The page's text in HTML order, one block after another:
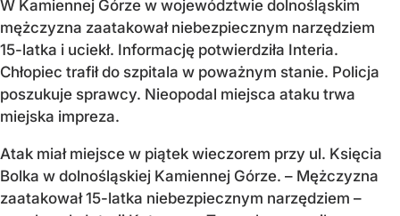
W Kamiennej Górze w województwie dolnośląskim
mężczyzna zaatakował niebezpiecznym narzędziem
15-latka i uciekł. Informację potwierdziła Interia.
Chłopiec trafił do szpitala w poważnym stanie. Policja
poszukuje sprawcy. Nieopodal miejsca ataku trwa
miejska impreza.
Atak miał miejsce w piątek wieczorem przy ul. Księcia
Bolka w dolnośląskiej Kamiennej Górze. – Mężczyzna
zaatakował 15-latka niebezpiecznym narzędziem –